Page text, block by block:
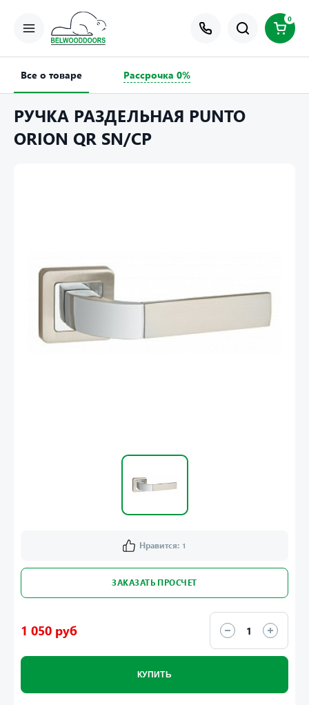
0
Все о товаре Рассрочка 0%
РУЧКА РАЗДЕЛЬНАЯ PUNTO
ORION QR SN/CP
Нравится: 1
ЗАКАЗАТЬ ПРОСЧЕТ
1 050 руб
КУПИТЬ